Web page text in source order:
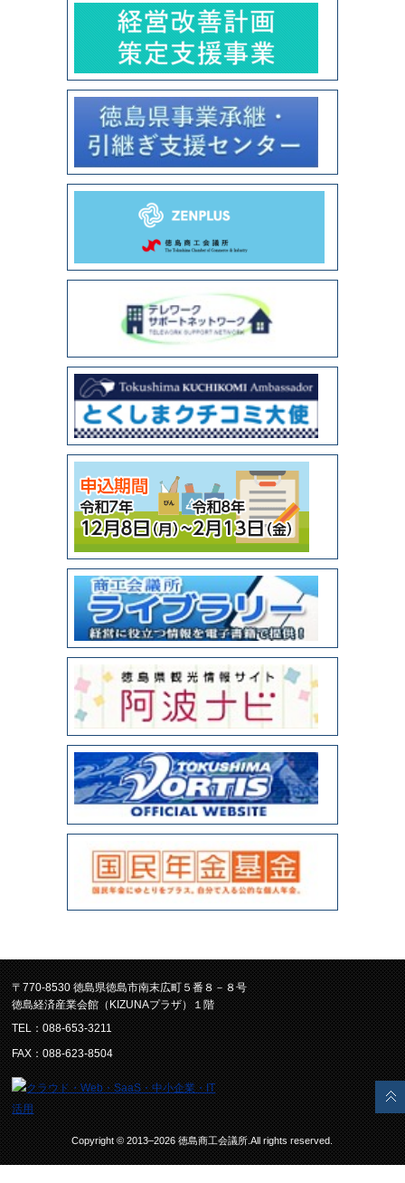
〒770-8530 徳島県徳島市南末広町５番８－８号
徳島経済産業会館（KIZUNAプラザ）１階
TEL：088-653-3211
FAX：088-623-8504
Copyright © 2013–2026 徳島商工会議所.All rights reserved.